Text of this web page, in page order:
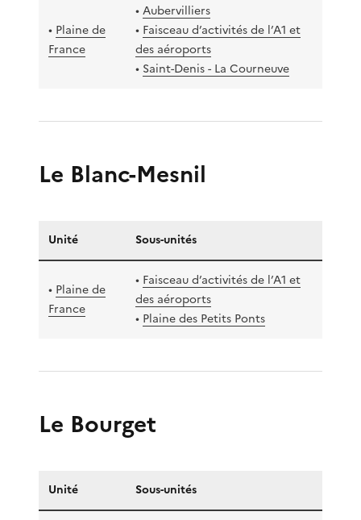
• Plaine de
France
•Aubervilliers
• Faisceau d’activités de l’A1 et
des aéroports
• Saint-Denis - La Courneuve
Le Blanc-Mesnil
Unité Sous-unités
• Plaine de
France
• Faisceau d’activités de l’A1 et
des aéroports
• Plaine des Petits Ponts
Le Bourget
Unité Sous-unités